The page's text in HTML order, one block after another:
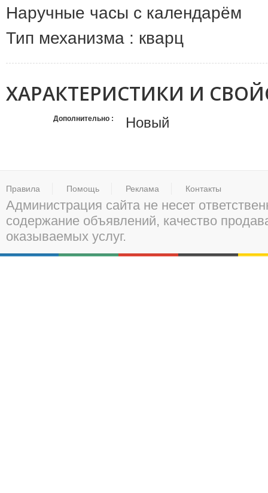
Наручные часы с календарём
Тип механизма : кварц
ХАРАКТЕРИСТИКИ И
Дополнительно Новый
Правила Помощь Реклама Контакты
Администрация сайта не несет
содержание объявлений, качество
оказываемых услуг.